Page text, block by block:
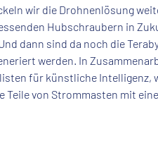
wir die Drohnenlösung
Hubschraubern in
dann sind da noch die
werden. In
für künstliche Intelligenz,
Teile von Strommasten mit